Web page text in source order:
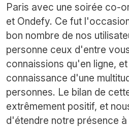
Paris avec une soirée co-
et Ondefy. Ce fut
bon nombre de nos
personne ceux d'entre
connaissions qu'en ligne,
connaissance d'une
personnes. Le bilan de
extrêmement positif, et
d'étendre notre présence